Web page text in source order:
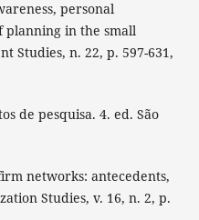
personal
planning in the small
Studies, n. 22, p. 597-631,
de pesquisa. 4. ed. São
networks: antecedents,
Studies, v. 16, n. 2, p.